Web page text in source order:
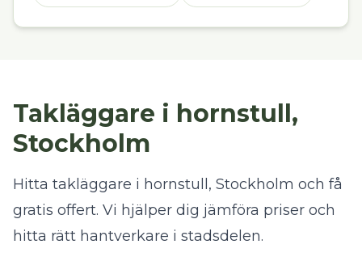
Takläggare i hornstull,
Stockholm
Hitta takläggare i hornstull, Stockholm och få
gratis offert. Vi hjälper dig jämföra priser och
hitta rätt hantverkare i stadsdelen.